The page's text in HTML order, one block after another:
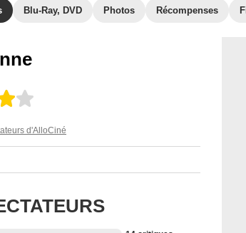
Blu-Ray, DVD Photos Récompenses
d'AlloCiné